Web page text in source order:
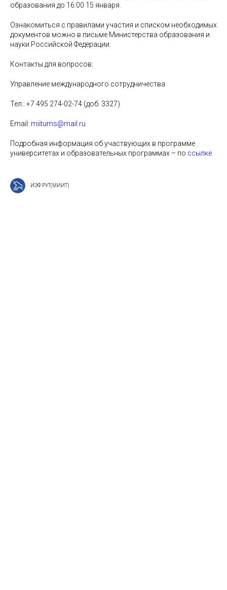
образования до 16:00 15 января.
Ознакомиться с правилами участия и списком необходимых
документов можно в письме Министерства образования и
науки Российской Федерации.
Контакты для вопросов:
Управление международного сотрудничества
Тел.: +7 495 274-02-74 (доб. 3327)
Email: miitums@mail.ru
Подробная информация об участвующих в программе
университетах и образовательных программах – по ссылке
ИЭФ РУТ(МИИТ)